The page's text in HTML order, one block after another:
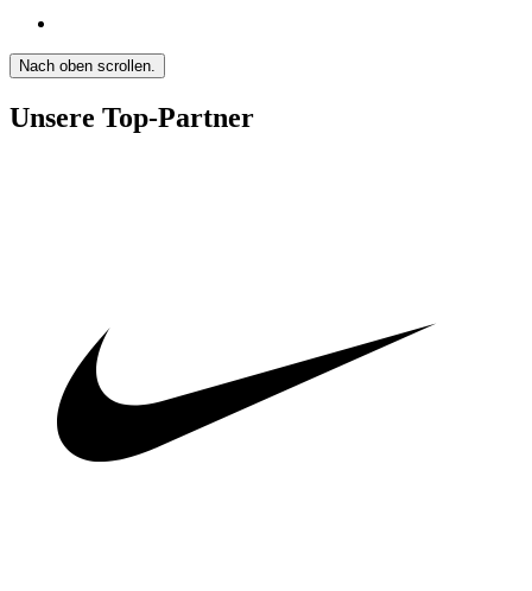
Nach oben scrollen.
Unsere Top-Partner